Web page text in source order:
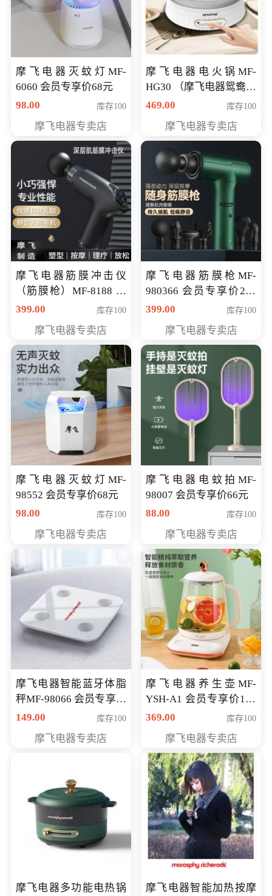
摩飞电器灭蚊灯MF-
6060 会员专享价68元
98.00
库存100
摩飞电器专卖店
摩飞电器电火锅MF-
HG30 （摩飞电器鸳鸯锅
MF-HG30 ） 会员专享价
469.00 库存100
摩飞电器专卖店
摩飞电器筋膜冲击仪
（筋膜枪）MF-8188 会
员专享价268元
399.00 库存100
摩飞电器专卖店
摩飞电器筋膜枪MF-
980366 会员专享价299
元
399.00 库存100
摩飞电器专卖店
摩飞电器灭蚊灯MF-
98552 会员专享价68元
98.00
库存100
摩飞电器专卖店
摩飞电器电蚊拍MF-
98007 会员专享价66元
88.00
库存100
摩飞电器专卖店
摩飞电器智能蓝牙体脂
秤MF-98066 会员专享价
98元
149.00 库存100
摩飞电器专卖店
摩飞电器养生壶MF-
YSH-A1 会员专享价198
元
369.00 库存100
摩飞电器专卖店
摩飞电器多功能电热锅
摩飞电器智能加热按摩